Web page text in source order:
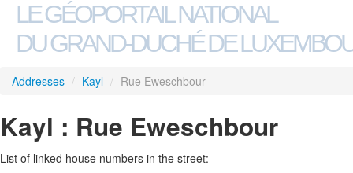
LE GÉOPORTAIL NATIONAL
DU GRAND-DUCHÉ DE
Addresses / Kayl / Rue Eweschbour
Kayl : Rue Eweschbour
List of linked house numbers in the street: